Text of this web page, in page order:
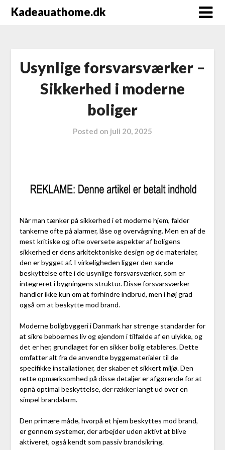
Kadeauathome.dk
Usynlige forsvarsværker –
Sikkerhed i moderne
boliger
Posted on juli 20, 2025
Når man tænker på sikkerhed i et moderne hjem, falder
tankerne ofte på alarmer, låse og overvågning. Men en af de
mest kritiske og ofte oversete aspekter af boligens
sikkerhed er dens arkitektoniske design og de materialer,
den er bygget af. I virkeligheden ligger den sande
beskyttelse ofte i de usynlige forsvarsværker, som er
integreret i bygningens struktur. Disse forsvarsværker
handler ikke kun om at forhindre indbrud, men i høj grad
også om at beskytte mod brand.
Moderne boligbyggeri i Danmark har strenge standarder for
at sikre beboernes liv og ejendom i tilfælde af en ulykke, og
det er her, grundlaget for en sikker bolig etableres. Dette
omfatter alt fra de anvendte byggematerialer til de
specifikke installationer, der skaber et sikkert miljø. Den
rette opmærksomhed på disse detaljer er afgørende for at
opnå optimal beskyttelse, der rækker langt ud over en
simpel brandalarm.
Den primære måde, hvorpå et hjem beskyttes mod brand,
er gennem systemer, der arbejder uden aktivt at blive
aktiveret, også kendt som passiv brandsikring.